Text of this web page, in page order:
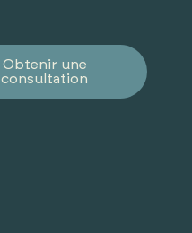
Obtenir une
consultation